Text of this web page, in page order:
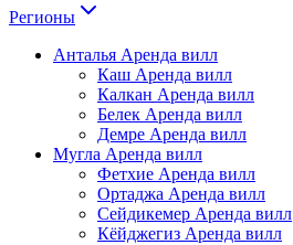
Регионы
Анталья Аренда вилл
Каш Аренда вилл
Калкан Аренда вилл
Белек Аренда вилл
Демре Аренда вилл
Мугла Аренда вилл
Фетхие Аренда вилл
Ортаджа Аренда вилл
Сейдикемер Аренда вилл
Кёйджегиз Аренда вилл